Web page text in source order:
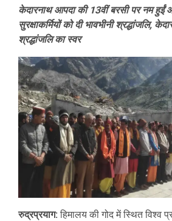
केदारनाथ आपदा की 13वीं बरसी पर नम हुईं
सुरक्षाकर्मियों को दी भावभीनी श्रद्धांजलि,
श्रद्धांजलि का स्वर
रुद्रप्रयाग: हिमालय की गोद में स्थित विश्व